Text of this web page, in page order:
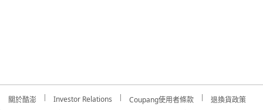
關於酷澎 Investor Relations Coupang使用者條款
退換貨政策